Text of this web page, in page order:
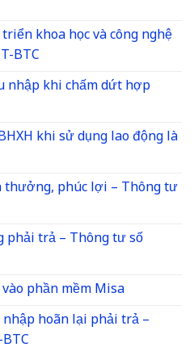
khoa học và công nghệ
BTC
nhập khi chấm dứt hợp
khi sử dụng lao động là
thưởng, phúc lợi – Thông tư
phải trả – Thông tư số
phần mềm Misa
hoãn lại phải trả –